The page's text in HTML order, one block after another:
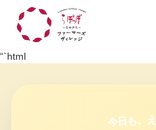
“`html
今日も、